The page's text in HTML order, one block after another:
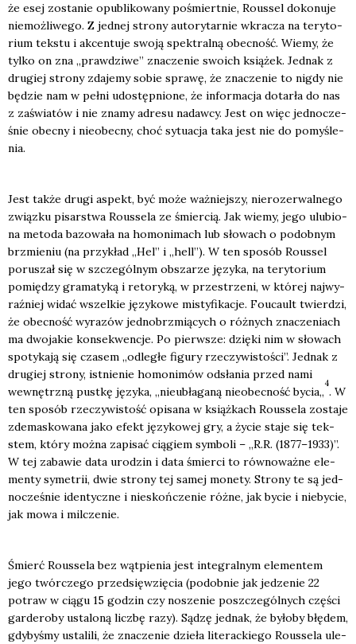
że esej zosta­nie opu­bli­ko­wa­ny pośmiert­nie, Rous­sel doko­nu­je
nie­moż­li­we­go. Z jed­nej stro­ny auto­ry­tar­nie wkra­cza na tery­to­
rium tek­stu i akcen­tu­je swo­ją spek­tral­ną obec­ność. Wie­my, że
tyl­ko on zna „praw­dzi­we” zna­cze­nie swo­ich ksią­żek. Jed­nak z
dru­giej stro­ny zda­je­my sobie spra­wę, że zna­cze­nie to nigdy nie
będzie nam w peł­ni udo­stęp­nio­ne, że infor­ma­cja dotar­ła do nas
z zaświa­tów i nie zna­my adre­su nadaw­cy. Jest on więc jed­no­cze­
śnie obec­ny i nie­obec­ny, choć sytu­acja taka jest nie do pomy­śle­
nia.
Jest tak­że dru­gi aspekt, być może waż­niej­szy, nie­ro­ze­rwal­ne­go
związ­ku pisar­stwa Rous­se­la ze śmier­cią. Jak wie­my, jego ulu­bio­
na meto­da bazo­wa­ła na homo­ni­mach lub sło­wach o podob­nym
brzmie­niu (na przy­kład „Hel” i „hell”). W ten spo­sób Rous­sel
poru­szał się w szcze­gól­nym obsza­rze języ­ka, na tery­to­rium
pomię­dzy gra­ma­ty­ką i reto­ry­ką, w prze­strze­ni, w któ­rej naj­wy­
raź­niej widać wszel­kie języ­ko­we misty­fi­ka­cje. Foucault twier­dzi,
że obec­ność wyra­zów jed­no­brz­mią­cych o róż­nych zna­cze­niach
ma dwo­ja­kie kon­se­kwen­cje. Po pierw­sze: dzię­ki nim w sło­wach
spo­ty­ka­ją się cza­sem „odle­głe figu­ry rze­czy­wi­sto­ści”. Jed­nak z
dru­giej stro­ny, ist­nie­nie homo­ni­mów odsła­nia przed nami
wewnętrz­ną pust­kę języ­ka, „nie­ubła­ga­ną nie­obec­ność bycia„
4
. W
ten spo­sób rze­czy­wi­stość opi­sa­na w książ­kach Rous­se­la zosta­je
zde­ma­sko­wa­na jako efekt języ­ko­wej gry, a życie sta­je się tek­
stem, któ­ry moż­na zapi­sać cią­giem sym­bo­li – „R.R. (1877–1933)”.
W tej zaba­wie data uro­dzin i data śmier­ci to rów­no­waż­ne ele­
men­ty syme­trii, dwie stro­ny tej samej mone­ty. Stro­ny te są jed­
no­cze­śnie iden­tycz­ne i nie­skoń­cze­nie róż­ne, jak bycie i nie­by­cie,
jak mowa i mil­cze­nie.
Śmierć Rous­se­la bez wąt­pie­nia jest inte­gral­nym ele­men­tem
jego twór­cze­go przed­się­wzię­cia (podob­nie jak jedze­nie 22
potraw w cią­gu 15 godzin czy nosze­nie poszcze­gól­nych czę­ści
gar­de­ro­by usta­lo­ną licz­bę razy). Sądzę jed­nak, że było­by błę­dem,
gdy­by­śmy usta­li­li, że zna­cze­nie dzie­ła lite­rac­kie­go Rous­se­la ule­